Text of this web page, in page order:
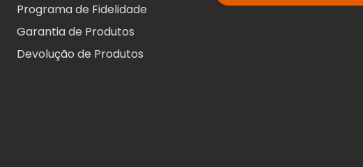
Programa de Fidelidade
Garantia de Produtos
Devolução de Produtos